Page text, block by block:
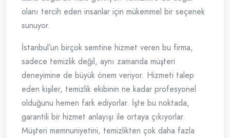
olanı tercih eden insanlar için mükemmel bir seçenek
sunuyor.
İstanbul’un birçok semtine hizmet veren bu firma,
sadece temizlik değil, aynı zamanda müşteri
deneyimine de büyük önem veriyor. Hizmeti talep
eden kişiler, temizlik ekibinin ne kadar profesyonel
olduğunu hemen fark ediyorlar. İşte bu noktada,
garantili bir hizmet anlayışı ile ortaya çıkıyorlar.
Müşteri memnuniyetini, temizlikten çok daha fazla